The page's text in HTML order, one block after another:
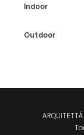
Indoor
Outdoor